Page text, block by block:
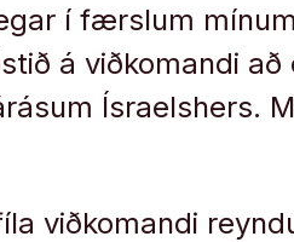
í færslum
á viðkomandi
Ísraelshers.
viðkomandi